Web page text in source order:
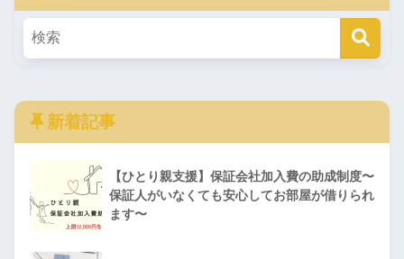
新着記事
【ひとり親支援】保証会社加入費の助成制度〜
保証人がいなくても安心してお部屋が借りられ
ます〜